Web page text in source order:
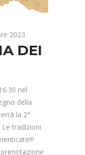
2023
DEI
nel
della
la 2°
tradizioni